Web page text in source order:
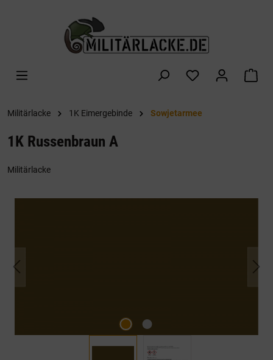
Militärlacke 1K Eimergebinde Sowjetarmee
1K Russenbraun A
Militärlacke